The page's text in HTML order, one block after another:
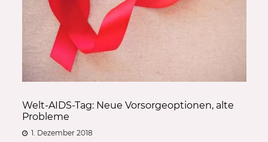
Welt-AIDS-Tag: Neue Vorsorgeoptionen, alte
Probleme
1. Dezember 2018